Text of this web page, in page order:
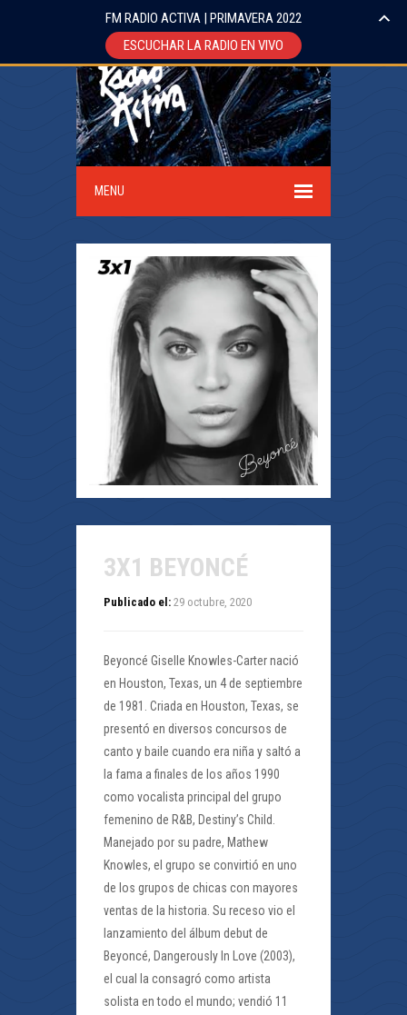
MENU
3X1 BEYONCÉ
Publicado el: 29 octubre, 2020
Beyoncé Giselle Knowles-Carter nació
en Houston, Texas, un 4 de septiembre
de 1981. Criada en Houston, Texas, se
presentó en diversos concursos de
canto y baile cuando era niña y saltó a
la fama a finales de los años 1990
como vocalista principal del grupo
femenino de R&B, Destiny’s Child.
Manejado por su padre, Mathew
Knowles, el grupo se convirtió en uno
de los grupos de chicas con mayores
ventas de la historia. Su receso vio el
lanzamiento del álbum debut de
Beyoncé, Dangerously In Love (2003),
el cual la consagró como artista
solista en todo el mundo; vendió 11
FM RADIO ACTIVA | PRIMAVERA 2022
ESCUCHAR LA RADIO EN VIVO